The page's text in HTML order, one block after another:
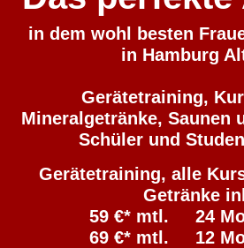
in dem wohl besten
in Hamburg
Gerätetraining,
Mineralgetränke, Saunen
Schüler und
Gerätetraining, alle
Getränke
59 €* mtl. 24
69 €* mtl. 12